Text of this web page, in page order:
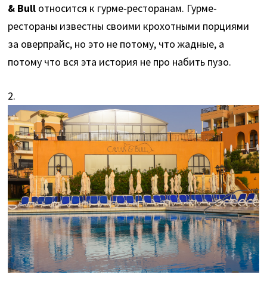
& Bull относится к гурме-ресторанам. Гурме-
рестораны известны своими крохотными порциями
за оверпрайс, но это не потому, что жадные, а
потому что вся эта история не про набить пузо.
2.